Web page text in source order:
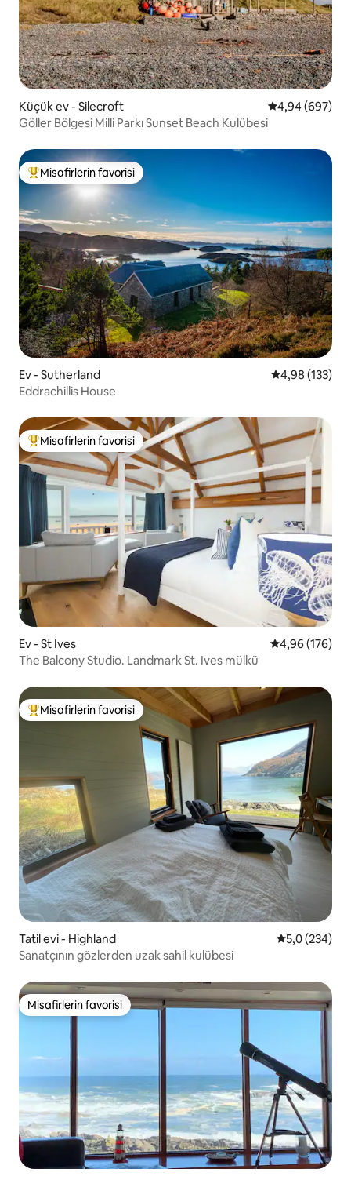
Küçük ev - Silecroft 5 üzerinden
4,94 (697)
Göller Bölgesi Milli Parkı Sunset Beach Kulübesi
Misafirlerin favorilerinden en beğenilenler arasında
Misafirlerin favorisi
Ev - Sutherland 5 üzerinden
4,98 (133)
Eddrachillis House
Misafirlerin favorilerinden en beğenilenler arasında
Misafirlerin favorisi
Ev - St Ives 5 üzerinden
4,96 (176)
The Balcony Studio. Landmark St. Ives mülkü
Misafirlerin favorilerinden en beğenilenler arasında
Misafirlerin favorisi
Tatil evi - Highland 5 üzerinden
5,0 (234)
Sanatçının gözlerden uzak sahil kulübesi
Misafirlerin favorisi
Misafirlerin favorisi